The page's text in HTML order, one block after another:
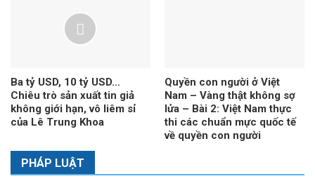
Ba tỷ USD, 10 tỷ USD…
Chiêu trò sản xuất tin giả
không giới hạn, vô liêm sỉ
của Lê Trung Khoa
Quyền con người ở Việt
Nam – Vàng thật không sợ
lửa – Bài 2: Việt Nam thực
thi các chuẩn mực quốc tế
về quyền con người
PHÁP LUẬT